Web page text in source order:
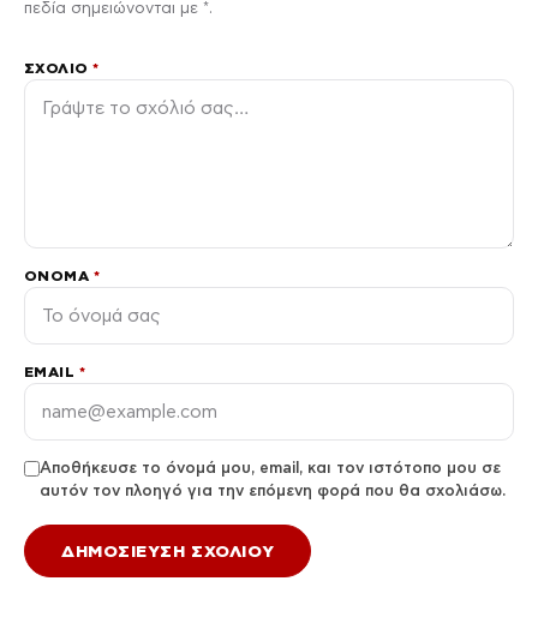
πεδία σημειώνονται με *.
ΣΧΌΛΙΟ*
ΌΝΟΜΑ *
EMAIL *
Αποθήκευσε το όνομά μου, email, και τον ιστότοπο μου σε
αυτόν τον πλοηγό για την επόμενη φορά που θα σχολιάσω.